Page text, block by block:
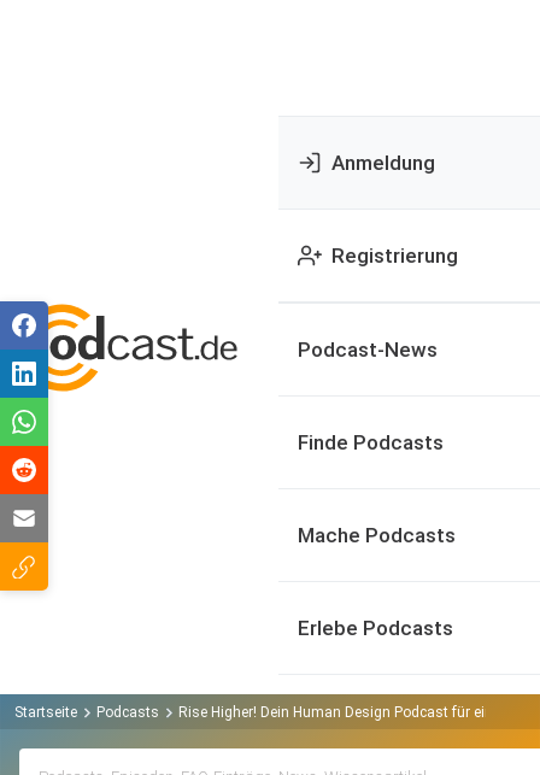
Anmeldung
Registrierung
Podcast-News
Finde Podcasts
Mache Podcasts
Erlebe Podcasts
Startseite Podcasts Rise Higher! Dein Human Design Podcast für eine